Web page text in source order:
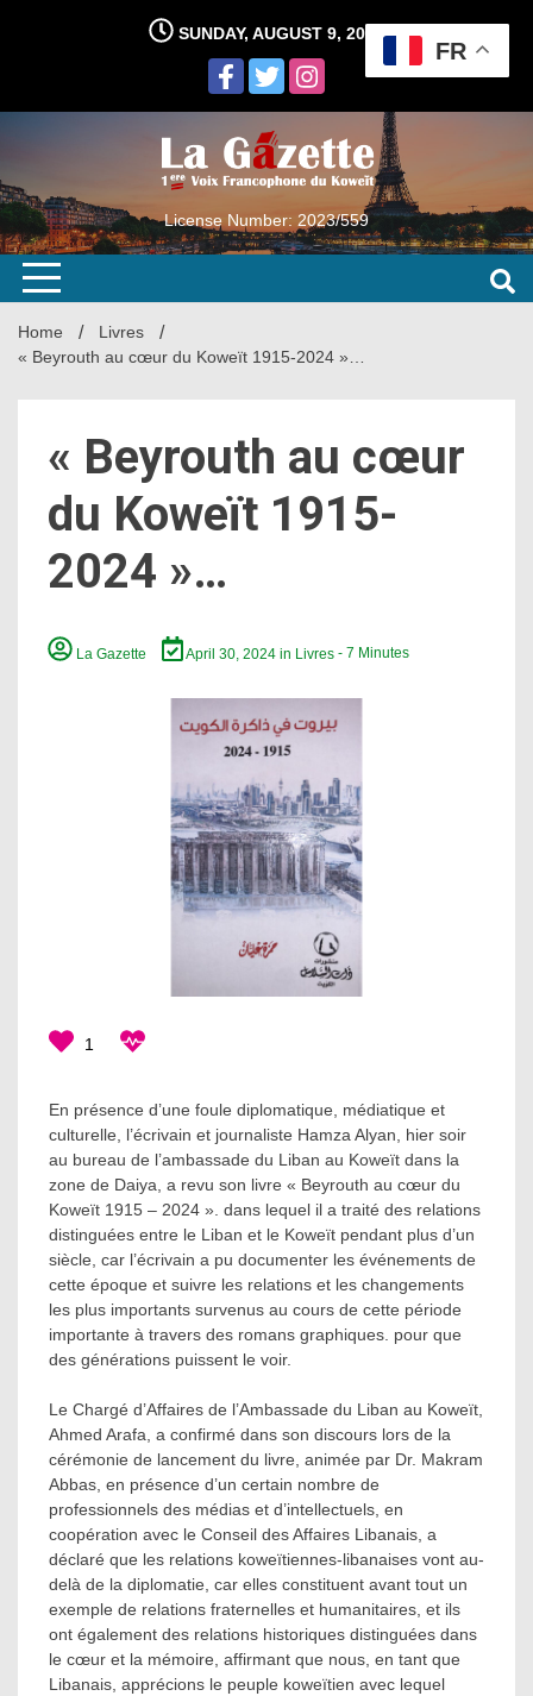
SUNDAY, AUGUST 9, 2026
License Number: 2023/559
Home
Livres
« Beyrouth au cœur du Koweït 1915-2024 »…
« Beyrouth au cœur
du Koweït 1915-
2024 »…
La Gazette April 30, 2024in Livres - 7 Minutes
1
En présence d’une foule diplomatique, médiatique et
culturelle, l’écrivain et journaliste Hamza Alyan, hier soir
au bureau de l’ambassade du Liban au Koweït dans la
zone de Daiya, a revu son livre « Beyrouth au cœur du
Koweït 1915 – 2024 ». dans lequel il a traité des relations
distinguées entre le Liban et le Koweït pendant plus d’un
siècle, car l’écrivain a pu documenter les événements de
cette époque et suivre les relations et les changements
les plus importants survenus au cours de cette période
importante à travers des romans graphiques. pour que
des générations puissent le voir.
Le Chargé d’Affaires de l’Ambassade du Liban au Koweït,
Ahmed Arafa, a confirmé dans son discours lors de la
cérémonie de lancement du livre, animée par Dr. Makram
Abbas, en présence d’un certain nombre de
professionnels des médias et d’intellectuels, en
coopération avec le Conseil des Affaires Libanais, a
déclaré que les relations koweïtiennes-libanaises vont au-
delà de la diplomatie, car elles constituent avant tout un
exemple de relations fraternelles et humanitaires, et ils
ont également des relations historiques distinguées dans
le cœur et la mémoire, affirmant que nous, en tant que
Libanais, apprécions le peuple koweïtien avec lequel
FR